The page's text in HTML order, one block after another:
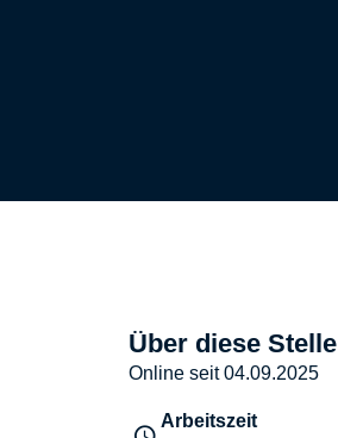
Über diese Stelle
Online seit 04.09.2025
Arbeitszeit